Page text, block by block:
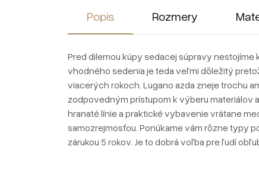
Popis Rozmery
Pred dilemou kúpy sedacej súpravy
vhodného sedenia je teda veľmi dôležitý
viacerých rokoch. Lugano azda zneje trochu
zodpovedným prístupom k výberu materiálov
hranaté línie a praktické vybavenie vrátane
samozrejmosťou. Ponúkame vám rôzne typy
zárukou 5 rokov. Je to dobrá voľba pre ľudí